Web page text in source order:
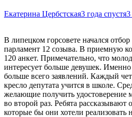
Екатерина Цербстская3 года спустя3
В липецком горсовете начался
парламент 12 созыва. В приемную
120 анкет. Примечательно, что
интересует больше девушек.
больше всего заявлений. Каждый
кресло депутата учится в школе.
желающие получить удостоверение
во второй раз. Ребята рассказывают
которые бы они хотели реализовать